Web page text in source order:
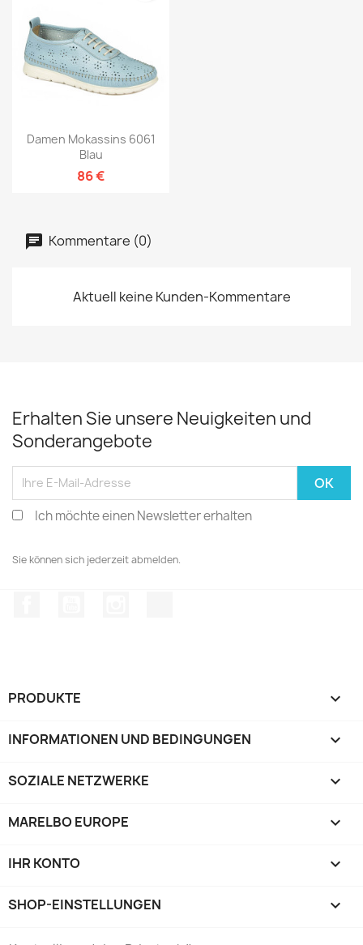
Damen Mokassins 6061
Blau
86 €
Kommentare (0)
Aktuell keine Kunden-Kommentare
Erhalten Sie unsere Neuigkeiten und
Sonderangebote
Ich möchte einen Newsletter erhalten
Sie können sich jederzeit abmelden.
PRODUKTE 
INFORMATIONEN UND BEDINGUNGEN 
SOZIALE NETZWERKE 
MARELBO EUROPE 
IHR KONTO 
SHOP-EINSTELLUNGEN keyboard_arrow_down